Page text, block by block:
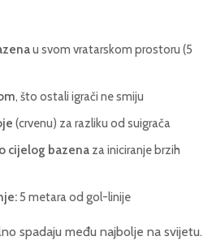
u svom vratarskom prostoru (5
, što ostali igrači ne smiju
(crvenu) za razliku od suigrača
cijelog bazena za iniciranje brzih
5 metara od gol-linije
spadaju među najbolje na svijetu.